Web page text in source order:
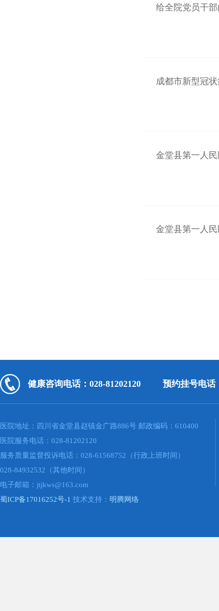
给全院党员干
成都市新型冠
金堂县第一人
金堂县第一人
健康咨询电话：028-81202120 预约挂号电话
医院地址：四川省金堂县赵镇金广路886号 邮政编码：610400
医院服务电话：028-81202120
服务质量监督投诉电话：028-61568752（行政上班时间）
028-84932532（其他时间）
电子邮箱：jtjkws@163.com
蜀ICP备17016252号-1 技术支持： 明腾网络